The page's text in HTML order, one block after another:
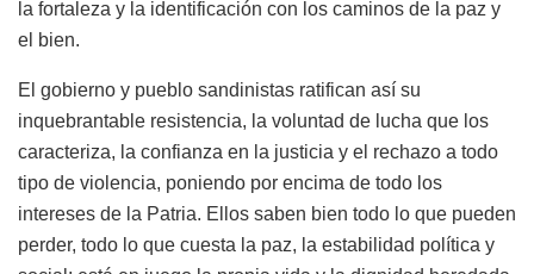
la fortaleza y la identificación con los caminos de la paz y
el bien.
El gobierno y pueblo sandinistas ratifican así su
inquebrantable resistencia, la voluntad de lucha que los
caracteriza, la confianza en la justicia y el rechazo a todo
tipo de violencia, poniendo por encima de todo los
intereses de la Patria. Ellos saben bien todo lo que pueden
perder, todo lo que cuesta la paz, la estabilidad política y